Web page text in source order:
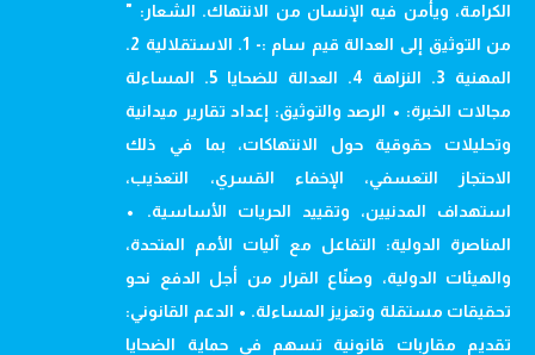
الكرامة، ويأمن فيه الإنسان من الانتهاك. الشعار: "
من التوثيق إلى العدالة قيم سام :- 1. الاستقلالية 2.
المهنية 3. النزاهة 4. العدالة للضحايا 5. المساءلة
مجالات الخبرة: • الرصد والتوثيق: إعداد تقارير ميدانية
وتحليلات حقوقية حول الانتهاكات، بما في ذلك
الاحتجاز التعسفي، الإخفاء القسري، التعذيب،
استهداف المدنيين، وتقييد الحريات الأساسية. •
المناصرة الدولية: التفاعل مع آليات الأمم المتحدة،
والهيئات الدولية، وصنّاع القرار من أجل الدفع نحو
تحقيقات مستقلة وتعزيز المساءلة. • الدعم القانوني:
تقديم مقاربات قانونية تسهم في حماية الضحايا